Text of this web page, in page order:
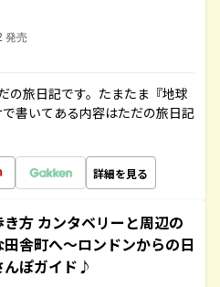
発売
の旅日記です。たまたま『地球
書いてある内容はただの旅日記
詳細を見る
方 カンタベリーと周辺の
舎町へ～ロンドンからの日
んぽガイド♪